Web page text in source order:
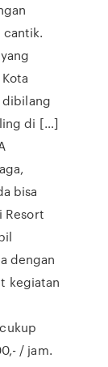
dibilang
di […]
bisa
Resort
dengan
kegiatan
/ jam.